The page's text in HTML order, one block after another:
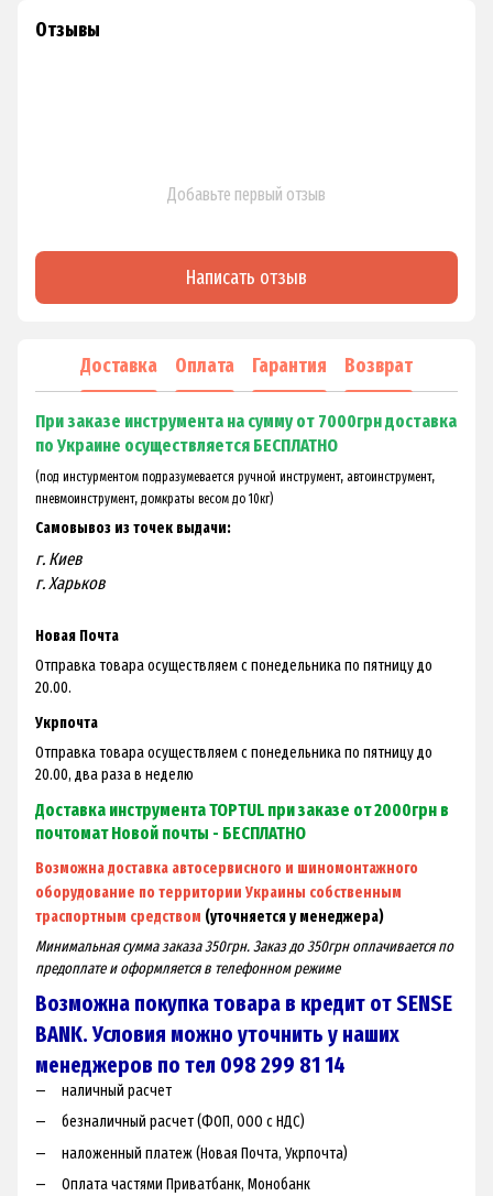
Отзывы
Добавьте первый отзыв
Написать отзыв
Доставка Оплата Гарантия Возврат
При заказе инструмента на сумму от 7000грн доставка
по Украине осуществляется БЕСПЛАТНО
(под инстурментом подразумевается ручной инструмент, автоинструмент,
пневмоинструмент, домкраты весом до 10кг)
Самовывоз из точек выдачи:
г. Киев
г. Харьков
Новая Почта
Отправка товара осуществляем с понедельника по пятницу до
20.00.
Укрпочта
Отправка товара осуществляем с понедельника по пятницу до
20.00, два раза в неделю
Доставка инструмента TOPTUL при заказе от 2000грн в
почтомат Новой почты - БЕСПЛАТНО
Возможна доставка автосервисного и шиномонтажного
оборудование по территории Украины собственным
траспортным средством (уточняется у менеджера)
Минимальная сумма заказа 350грн. Заказ до 350грн оплачивается по
предоплате и оформляется в телефонном режиме
Возможна покупка товара в кредит от SENSE
BANK. Условия можно уточнить у наших
менеджеров по тел 098 299 81 14
наличный расчет
безналичный расчет (ФОП, ООО с НДС)
наложенный платеж (Новая Почта, Укрпочта)
Оплата частями Приватбанк, Монобанк